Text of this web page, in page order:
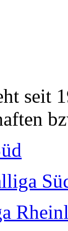
seit